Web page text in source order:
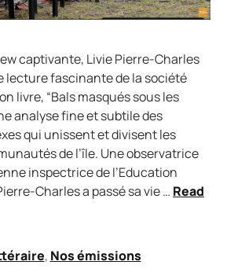
captivante, Livie Pierre-Charles
lecture fascinante de la société
livre, “Bals masqués sous les
analyse fine et subtile des
qui unissent et divisent les
de l’île. Une observatrice
inspectrice de l’Education
Charles a passé sa vie … Read
, Nos émissions